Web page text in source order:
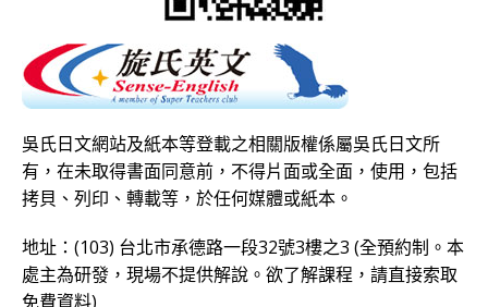
吳氏日文網站及紙本等登載之相關版權係屬吳氏日文所
有，在未取得書面同意前，不得片面或全面，使用，包括
拷貝、列印、轉載等，於任何媒體或紙本。
地址：(103) 台北市承德路一段32號3樓之3 (全預約制。本
處主為研發，現場不提供解說。欲了解課程，請直接索取
免費資料)